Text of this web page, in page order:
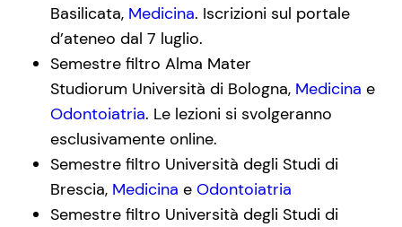
Basilicata, Medicina. Iscrizioni sul portale
d’ateneo dal 7 luglio.
Semestre filtro Alma Mater
Studiorum Università di Bologna, Medicina e
Odontoiatria. Le lezioni si svolgeranno
esclusivamente online.
Semestre filtro Università degli Studi di
Brescia, Medicina e Odontoiatria
Semestre filtro Università degli Studi di